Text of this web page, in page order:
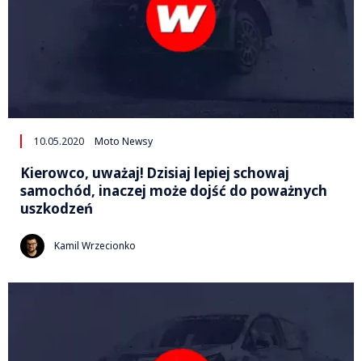
10.05.2020 Moto Newsy
Kierowco, uważaj! Dzisiaj lepiej schowaj
samochód, inaczej może dojść do poważnych
uszkodzeń
Kamil Wrzecionko